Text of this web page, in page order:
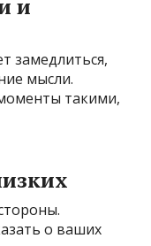
и
замедлиться,
мысли.
такими,
о ваших